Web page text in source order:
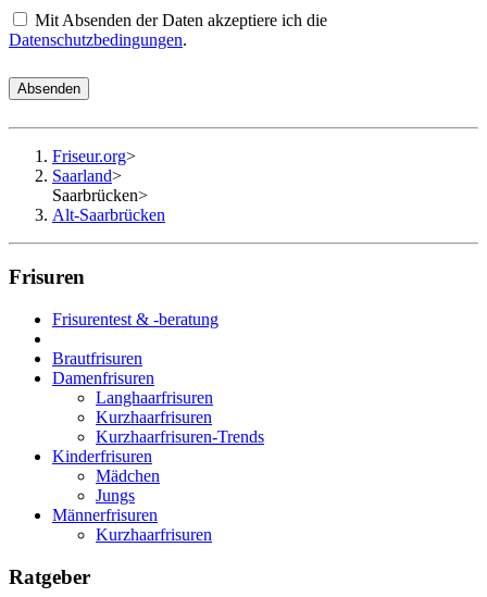
Mit Absenden der Daten akzeptiere ich die
Datenschutzbedingungen.
Absenden
Friseur.org>
Saarland>
Saarbrücken>
Alt-Saarbrücken
Frisuren
Frisurentest & -beratung
Brautfrisuren
Damenfrisuren
Langhaarfrisuren
Kurzhaarfrisuren
Kurzhaarfrisuren-Trends
Kinderfrisuren
Mädchen
Jungs
Männerfrisuren
Kurzhaarfrisuren
Ratgeber